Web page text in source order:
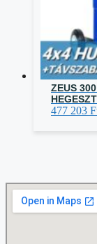
ZEUS
477 203